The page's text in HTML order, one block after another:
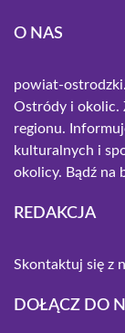
O NAS
powiat-
Ostródy i okolic.
regionu.
kulturalnych i
okolicy. Bądź na
REDAKCJA
Skontaktuj się z
DOŁĄCZ DO